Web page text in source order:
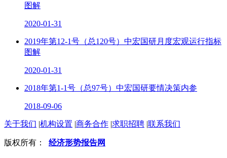
图解
2020-01-31
2019年第12-1号（总120号）中宏国研月度宏观运行指标
图解
2020-01-31
2018年第1-1号（总97号）中宏国研要情决策内参
2018-09-06
关于我们 |机构设置 |商务合作 |求职招聘 |联系我们
版权所有： 经济形势报告网